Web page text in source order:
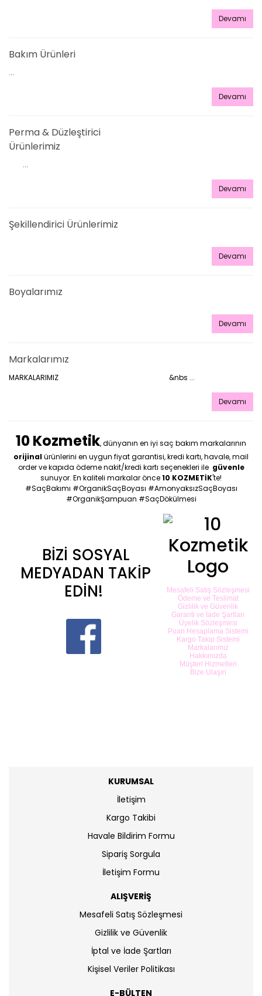
Devamı
Bakım Ürünleri
...
Devamı
Perma & Düzleştirici
Ürünlerimiz
...
Devamı
Şekillendirici Ürünlerimiz
Devamı
Boyalarımız
Devamı
Markalarımız
MARKALARIMIZ &nbs ...
Devamı
10 Kozmetik, dünyanın en iyi saç bakım markalarının
orijinalürünlerini en uygun fiyat garantisi, kredi kartı, havale, mail
order ve kapıda ödeme nakit/kredi kartı seçenekleri ile güvenle
sunuyor. En kaliteli markalar önce10 KOZMETİK'te!
#SaçBakımı #OrganikSaçBoyası #AmonyaksızSaçBoyası
#OrganikŞampuan #SaçDökülmesi
BİZİ SOSYAL
MEDYADAN TAKİP
EDİN!
Mesafeli Satış Sözleşmesi
Ödeme ve Teslimat
Gizlilik ve Güvenlik
Garanti ve İade Şartları
Üyelik Sözleşmesi
Puan Hesaplama Sistemi
Kargo Takip Sistemi
Markalarımız
Hakkımızda
Müşteri Hizmetleri
Bize Ulaşın
KURUMSAL
İletişim
Kargo Takibi
Havale Bildirim Formu
Sipariş Sorgula
İletişim Formu
ALIŞVERİŞ
Mesafeli Satış Sözleşmesi
Gizlilik ve Güvenlik
İptal ve İade Şartları
Kişisel Veriler Politikası
E-BÜLTEN